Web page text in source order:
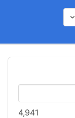
4,941